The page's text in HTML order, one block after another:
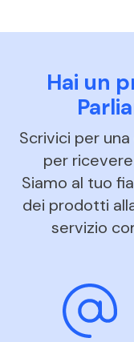
Hai un
Scrivici per
per
Siamo al tuo
dei prodotti
servizio